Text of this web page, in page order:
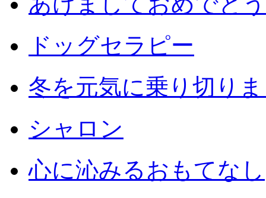
ドッグセラピー
冬を元気に乗り切り
シャロン
心に沁みるおもてなし